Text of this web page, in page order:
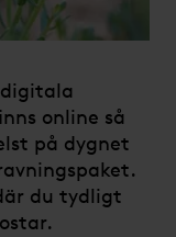
online så
på dygnet
du tydligt